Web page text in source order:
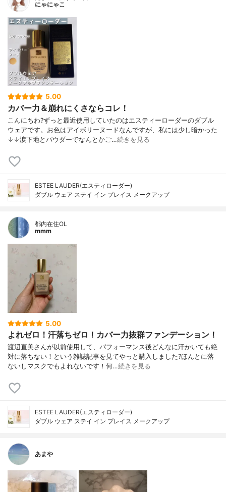
にゃにゃこ
5.00
カバー力＆崩れにくさならコレ！
こんにちわ?ずっと最近使用していたのはエスティーローダーのダブル
ウェアです。お色はアイボリーヌードなんですが、私には少し暗かった
↓↓涙下地とパウダーでなんとかご…続きを見る
ESTEE LAUDER(エスティローダー)
ダブル ウェア ステイ イン プレイス メークアップ
都内在住OL
mmm
5.00
よれゼロ！汗落ちゼロ！カバー力抜群ファンデーション！
渡辺直美さんが以前使用して、パフォーマンス後どんなに汗かいても絶
対に落ちない！という雑誌記事を見てやっと購入しました?ほんとに落
ないしマスクでもよれないです！何…続きを見る
ESTEE LAUDER(エスティローダー)
ダブル ウェア ステイ イン プレイス メークアップ
あまや